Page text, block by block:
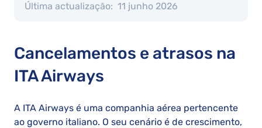
Última actualização: 11 junho 2026
Cancelamentos e atrasos na
ITA Airways
A ITA Airways é uma companhia aérea pertencente
ao governo italiano. O seu cenário é de crescimento,